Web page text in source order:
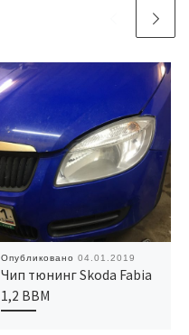
Опубликовано04.01.2019
Чип тюнинг Skoda Fabia
1,2 BBM